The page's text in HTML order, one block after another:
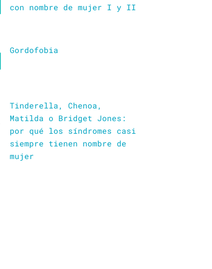
con nombre de mujer I y II
Gordofobia
Tinderella, Chenoa,
Matilda o Bridget Jones:
por qué los síndromes casi
siempre tienen nombre de
mujer